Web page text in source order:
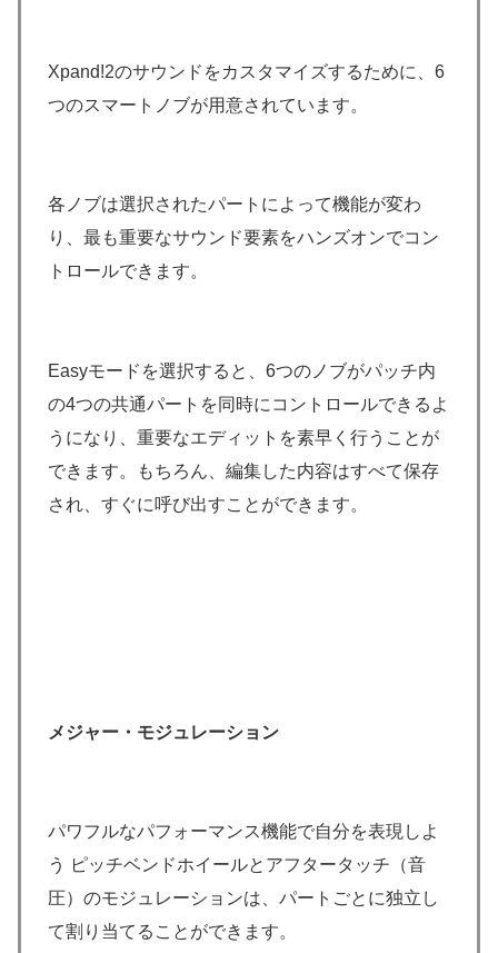
Xpand!2のサウンドをカスタマイズするために、6
つのスマートノブが用意されています。
各ノブは選択されたパートによって機能が変わ
り、最も重要なサウンド要素をハンズオンでコン
トロールできます。
Easyモードを選択すると、6つのノブがパッチ内
の4つの共通パートを同時にコントロールできるよ
うになり、重要なエディットを素早く行うことが
できます。もちろん、編集した内容はすべて保存
され、すぐに呼び出すことができます。
メジャー・モジュレーション
パワフルなパフォーマンス機能で自分を表現しよ
う ピッチベンドホイールとアフタータッチ（音
圧）のモジュレーションは、パートごとに独立し
て割り当てることができます。